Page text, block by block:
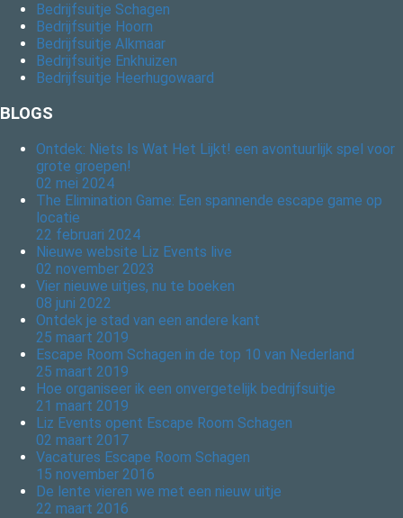
Bedrijfsuitje Schagen
Bedrijfsuitje Hoorn
Bedrijfsuitje Alkmaar
Bedrijfsuitje Enkhuizen
Bedrijfsuitje Heerhugowaard
BLOGS
Ontdek: Niets Is Wat Het Lijkt! een avontuurlijk spel voor
grote groepen!
02 mei 2024
The Elimination Game: Een spannende escape game op
locatie
22 februari 2024
Nieuwe website Liz Events live
02 november 2023
Vier nieuwe uitjes, nu te boeken
08 juni 2022
Ontdek je stad van een andere kant
25 maart 2019
Escape Room Schagen in de top 10 van Nederland
25 maart 2019
Hoe organiseer ik een onvergetelijk bedrijfsuitje
21 maart 2019
Liz Events opent Escape Room Schagen
02 maart 2017
Vacatures Escape Room Schagen
15 november 2016
De lente vieren we met een nieuw uitje
22 maart 2016